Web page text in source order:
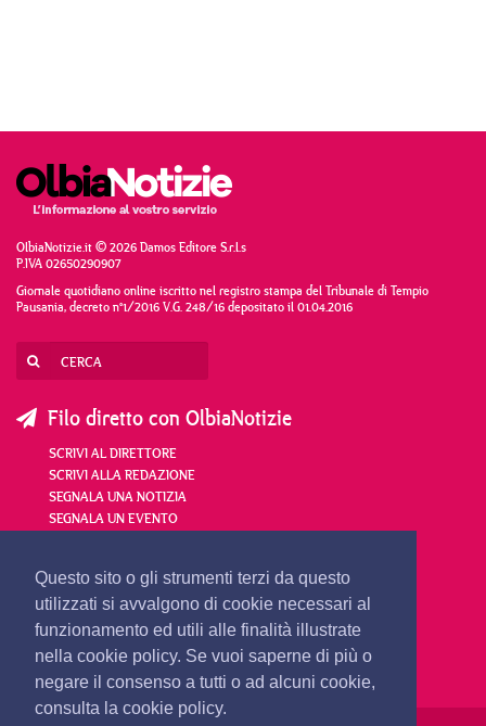
Questo sito o gli strumenti terzi da questo
utilizzati si avvalgono di cookie necessari al
funzionamento ed utili alle finalità illustrate
nella cookie policy. Se vuoi saperne di più o
negare il consenso a tutti o ad alcuni cookie,
consulta la cookie policy.
OlbiaNotizie.it © 2026 Damos Editore S.r.l.s
P.IVA 02650290907
Giornale quotidiano online iscritto nel registro stampa del Tribunale di Tempio
Pausania, decreto n°1/2016 V.G. 248/16 depositato il 01.04.2016
Filo diretto con OlbiaNotizie
SCRIVI AL DIRETTORE
SCRIVI ALLA REDAZIONE
SEGNALA UNA NOTIZIA
SEGNALA UN EVENTO
redazione@olbianotizie.it